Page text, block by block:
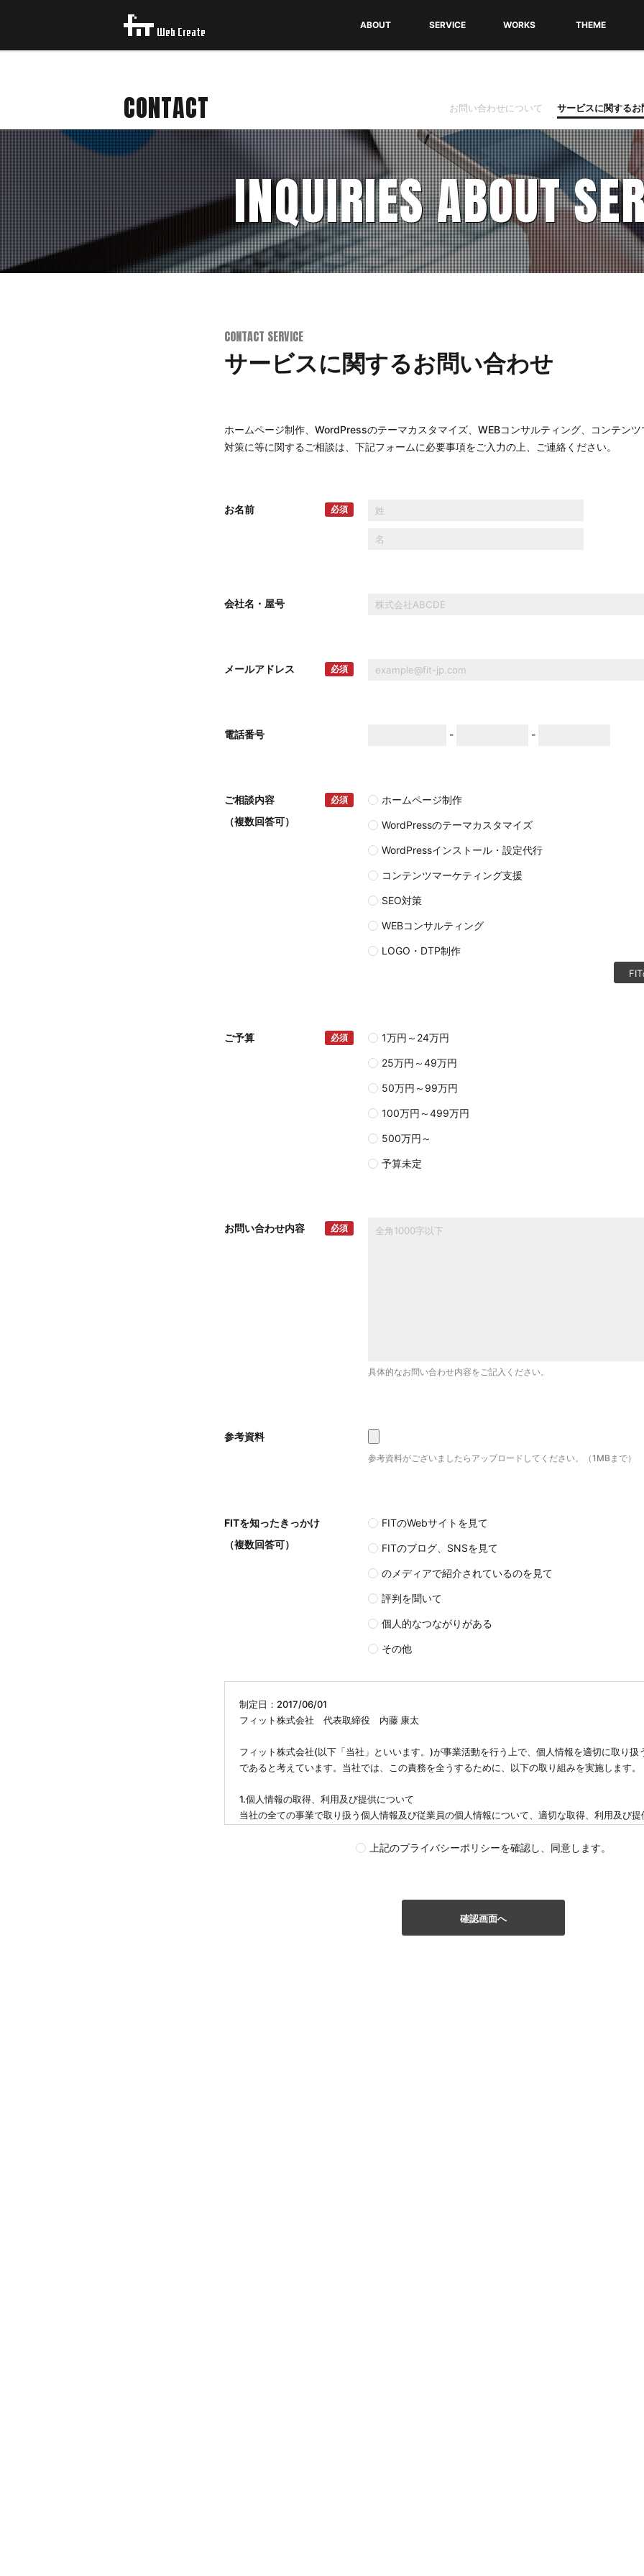
THEME
ABOUT SERVICE WORKS
CONTACT お問い合わせについて サービスに関するお
INQUIRIES ABOUT
CONTACT SERVICE
サービスに関するお問い合わせ
ホームページ制作、WordPressのテーマカスタマイズ、WEBコンサルティング、コンテンツ
対策に等に関するご相談は、下記フォームに必要事項をご入力の上、ご連絡ください。
必須
お名前
会社名・屋号
必須
メールアドレス
電話番号 - -
必須
ご相談内容
（複数回答可）
ホームページ制作
WordPressのテーマカスタマイズ
WordPressインストール・設定代行
コンテンツマーケティング支援
SEO対策
WEBコンサルティング
LOGO・DTP制作
必須
ご予算 1万円～24万円
25万円～49万円
50万円～99万円
100万円～499万円
500万円～
予算未定
必須
お問い合わせ内容
具体的なお問い合わせ内容をご記入ください。
参考資料
参考資料がございましたらアップロードしてください。（1MBまで）
FITを知ったきっかけ
（複数回答可）
FITのWebサイトを見て
FITのブログ、SNSを見て
のメディアで紹介されているのを見て
評判を聞いて
個人的なつながりがある
その他
制定日：2017/06/01
フィット株式会社 代表取締役 内藤 康太
フィット株式会社(以下「当社」といいます。)が事業活動を行う上で、個人情報を適切に取り扱
であると考えています。当社では、この責務を全うするために、以下の取り組みを実施します。
1.個人情報の取得、利用及び提供について
当社の全ての事業で取り扱う個人情報及び従業員の個人情報について、適切な取得、利用及び
を行う場合には、あらかじめご本人の同意を得ます。上記のプライバシーポリシーを確認し、同意します。